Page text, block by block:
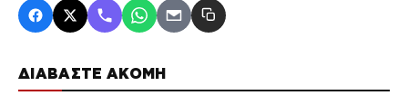
ΔΙΑΒΑΣΤΕ ΑΚΟΜΗ